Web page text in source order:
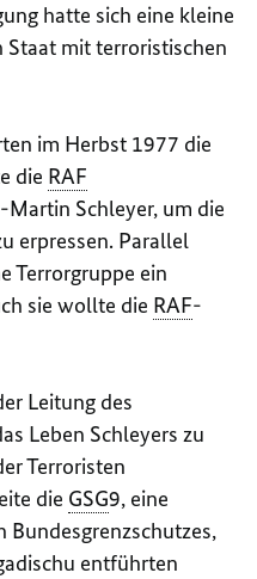
hatte sich eine kleine
Staat mit terroristischen
im Herbst 1977 die
die RAF
Schleyer, um die
erpressen. Parallel
Terrorgruppe ein
sie wollte die RAF-
Leitung des
Leben Schleyers zu
Terroristen
die GSG9, eine
Bundesgrenzschutzes,
entführten